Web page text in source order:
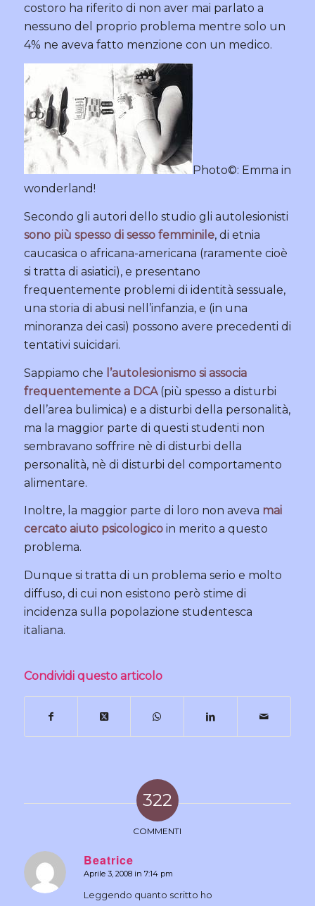
costoro ha riferito di non aver mai parlato a
nessuno del proprio problema mentre solo un
4% ne aveva fatto menzione con un medico.
Photo©: Emma in
wonderland!
Secondo gli autori dello studio gli autolesionisti
sono più spesso di sesso femminile, di etnia
caucasica o africana-americana (raramente cioè
si tratta di asiatici), e presentano
frequentemente problemi di identità sessuale,
una storia di abusi nell’infanzia, e (in una
minoranza dei casi) possono avere precedenti di
tentativi suicidari.
Sappiamo che l’autolesionismo si associa
frequentemente a DCA(più spesso a disturbi
dell’area bulimica) e a disturbi della personalità,
ma la maggior parte di questi studenti non
sembravano soffrire nè di disturbi della
personalità, nè di disturbi del comportamento
alimentare.
Inoltre, la maggior parte di loro non aveva mai
cercato aiuto psicologicoin merito a questo
problema.
Dunque si tratta di un problema serio e molto
diffuso, di cui non esistono però stime di
incidenza sulla popolazione studentesca
italiana.
Condividi questo articolo
322
COMMENTI
Beatrice
dice:
Aprile 3, 2008 in 7:14 pm
Leggendo quanto scritto ho